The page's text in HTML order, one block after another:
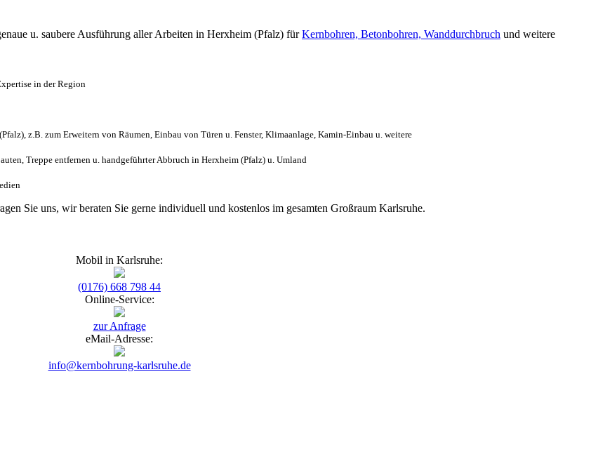
u. saubere Ausführung aller Arbeiten in Herxheim (Pfalz) fürKernbohren, Betonbohren, Wanddurchbruch und weitere
in der Region
z.B. zum Erweitern von Räumen, Einbau von Türen u. Fenster, Klimaanlage, Kamin-Einbau u. weitere
Treppe entfernen u. handgeführter Abbruch in Herxheim (Pfalz) u. Umland
Sie uns, wir beraten Sie gerne individuell und kostenlos im gesamten Großraum Karlsruhe.
Mobil in Karlsruhe:
(0176) 668 798 44
Online-Service:
zur Anfrage
eMail-Adresse:
info@kernbohrung-karlsruhe.de